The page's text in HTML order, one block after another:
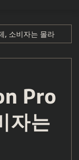
, 소비자는 몰라
Pro
자는